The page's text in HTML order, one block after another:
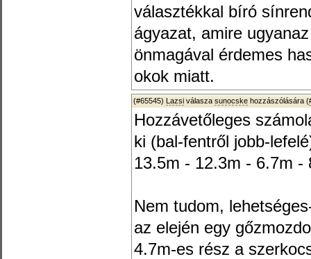
választékkal bíró
ágyazat, amire
önmagával érdemes
okok miatt.
(#65545) Lazsi válasza sunocske hozzászólására (
Hozzávetőleges
ki (bal-fentről jobb-
13.5m - 12.3m - 6.7m -
Nem tudom,
az elején egy
4.7m-es rész a